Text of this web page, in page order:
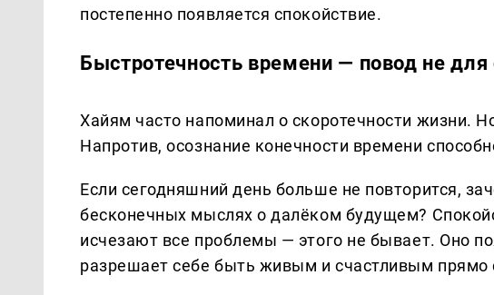
постепенно появляется спокойствие.
Быстротечность времени — повод не
Хайям часто напоминал о скоротечности жизни.
Напротив, осознание конечности времени
Если сегодняшний день больше не повторится,
бесконечных мыслях о далёком будущем?
исчезают все проблемы — этого не бывает. Оно
разрешает себе быть живым и счастливым прямо